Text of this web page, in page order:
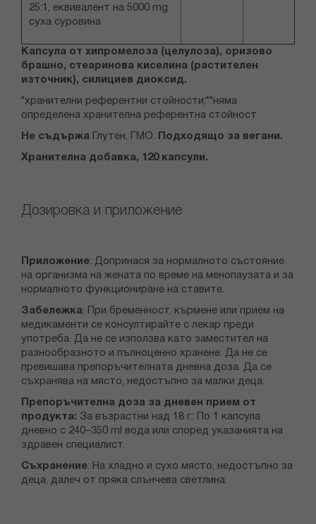
25:1, еквивалент на 5000 mg
суха суровина
Капсула от хипромелоза (целулоза), оризово
брашно, стеаринова киселина (растителен
източник), силициев диоксид.
*хранителни референтни стойности;**няма
определена хранителна референтна стойност
Не съдържа Глутен, ГМО. Подходящо за вегани.
Хранителна добавка, 120 капсули.
Дозировка и приложение
Приложение: Допринася за нормалното състояние
на организма на жената по време на менопаузата и за
нормалното функциониране на ставите.
Забележка: При бременност, кърмене или прием на
медикаменти се консултирайте с лекар преди
употреба. Да не се използва като заместител на
разнообразното и пълноценно хранене. Да не се
превишава препоръчителната дневна доза. Да се
съхранява на място, недостъпно за малки деца.
Препоръчителна доза за дневен прием от
продукта: За възрастни над 18 г.: По 1 капсула
дневно с 240–350 ml вода или според указанията на
здравен специалист.
Съхранение: На хладно и сухо място, недостъпно за
деца, далеч от пряка слънчева светлина.